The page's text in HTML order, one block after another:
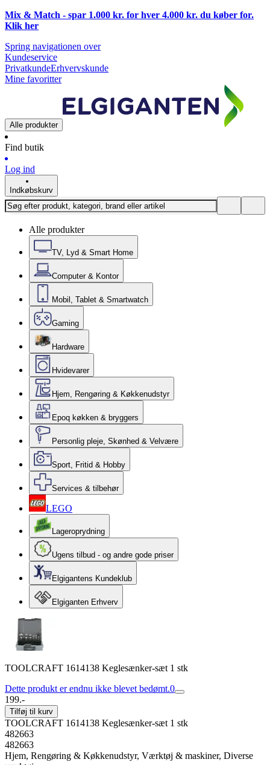
Mix & Match - spar 1.000 kr. for hver 4.000 kr. du køber for.
Klik her
Spring navigationen over
Kundeservice
PrivatkundeErhvervskunde
Mine favoritter
Alle produkter
Find butik
Log ind
Indkøbskurv
Alle produkter
TV, Lyd & Smart Home
Computer & Kontor
Mobil, Tablet & Smartwatch
Gaming
Hardware
Hvidevarer
Hjem, Rengøring & Køkkenudstyr
Epoq køkken & bryggers
Personlig pleje, Skønhed & Velvære
Sport, Fritid & Hobby
Services & tilbehør
LEGO
Lageroprydning
Ugens tilbud - og andre gode priser
Elgigantens Kundeklub
Elgiganten Erhverv
TOOLCRAFT 1614138 Keglesænker-sæt 1 stk
Dette produkt er endnu ikke blevet bedømt.0
199.-
Tilføj til kurv
TOOLCRAFT 1614138 Keglesænker-sæt 1 stk
482663
482663
Hjem, Rengøring & Køkkenudstyr, Værktøj & maskiner, Diverse